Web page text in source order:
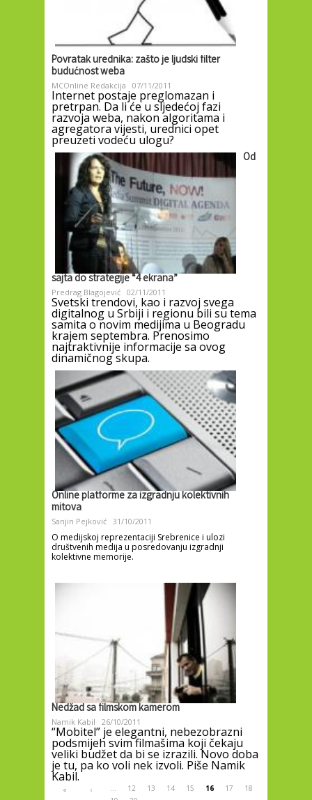
Povratak urednika: zašto je ljudski filter
budućnost weba
MCOnline Redakcija 07/11/2011
Internet postaje preglomazan i
pretrpan. Da li će u sljedećoj fazi
razvoja weba, nakon algoritama i
agregatora vijesti, urednici opet
preuzeti vodeću ulogu?
Od
sajta do strategije “4 ekrana”
Predrag Blagojević 02/11/2011
Svetski trendovi, kao i razvoj svega
digitalnog u Srbiji i regionu bili su tema
samita o novim medijima u Beogradu
krajem septembra. Prenosimo
najtraktivnije informacije sa ovog
dinamičnog skupa.
Online platforme za izgradnju kolektivnih
mitova
Sanjin Pejković 31/10/2011
O medijskoj reprezentaciji Srebrenice i ulozi
društvenih medija u posredovanju izgradnji
kolektivne memorije.
Nedžad sa filmskom kamerom
Namik Kabil 26/10/2011
“Mobitel” je elegantni, nebezobrazni
podsmijeh svim filmašima koji čekaju
veliki budžet da bi se izrazili. Novo doba
je tu, pa ko voli nek izvoli. Piše Namik
Kabil.
Pages
« ‹ … 12 13 14 15 16 17
18